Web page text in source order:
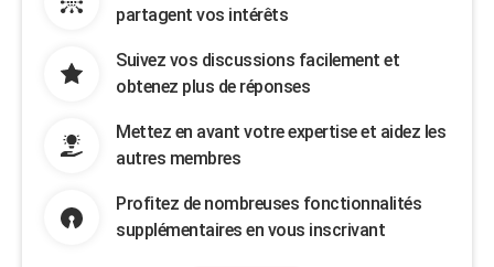
partagent vos intérêts
Suivez vos discussions facilement et
obtenez plus de réponses
Mettez en avant votre expertise et aidez les
autres membres
Profitez de nombreuses fonctionnalités
supplémentaires en vous inscrivant